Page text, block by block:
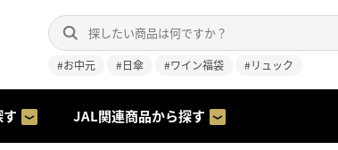
#お中元 #日傘 #ワイン福袋 #リュック
JAL関連商品から探す